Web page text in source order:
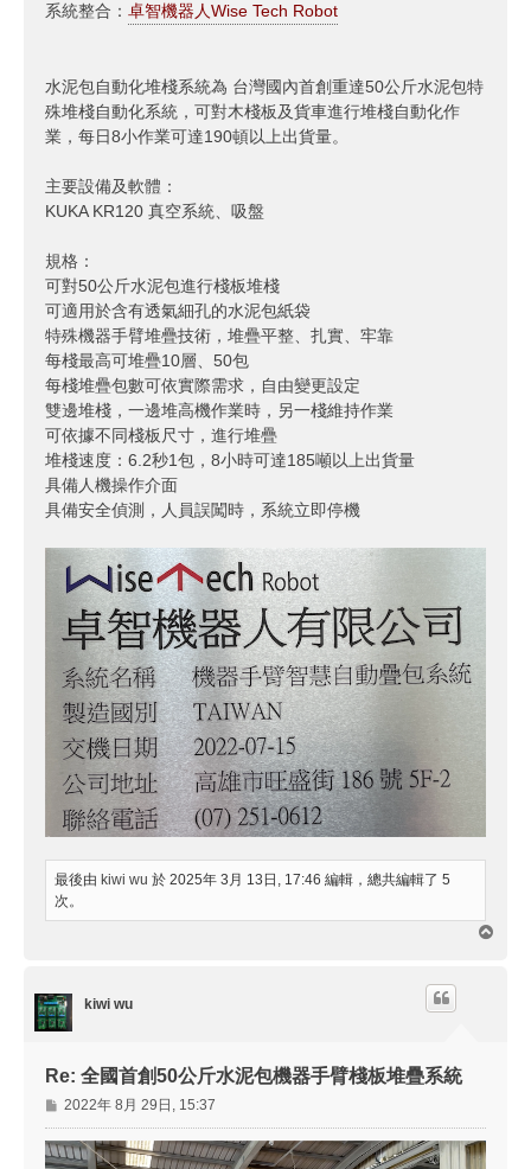
系統整合： 卓智機器人Wise Tech Robot
水泥包自動化堆棧系統為 台灣國內首創重達50公斤水泥包特
殊堆棧自動化系統，可對木棧板及貨車進行堆棧自動化作
業，每日8小作業可達190頓以上出貨量。
主要設備及軟體：
KUKA KR120 真空系統、吸盤
規格：
可對50公斤水泥包進行棧板堆棧
可適用於含有透氣細孔的水泥包紙袋
特殊機器手臂堆疊技術，堆疊平整、扎實、牢靠
每棧最高可堆疊10層、50包
每棧堆疊包數可依實際需求，自由變更設定
雙邊堆棧，一邊堆高機作業時，另一棧維持作業
可依據不同棧板尺寸，進行堆疊
堆棧速度：6.2秒1包，8小時可達185噸以上出貨量
具備人機操作介面
具備安全偵測，人員誤闖時，系統立即停機
最後由 kiwi wu 於 2025年 3月 13日, 17:46 編輯，總共編輯了 5
次。
kiwi wu
Re: 全國首創50公斤水泥包機器手臂棧板堆疊系統
文
章
2022年 8月 29日, 15:37